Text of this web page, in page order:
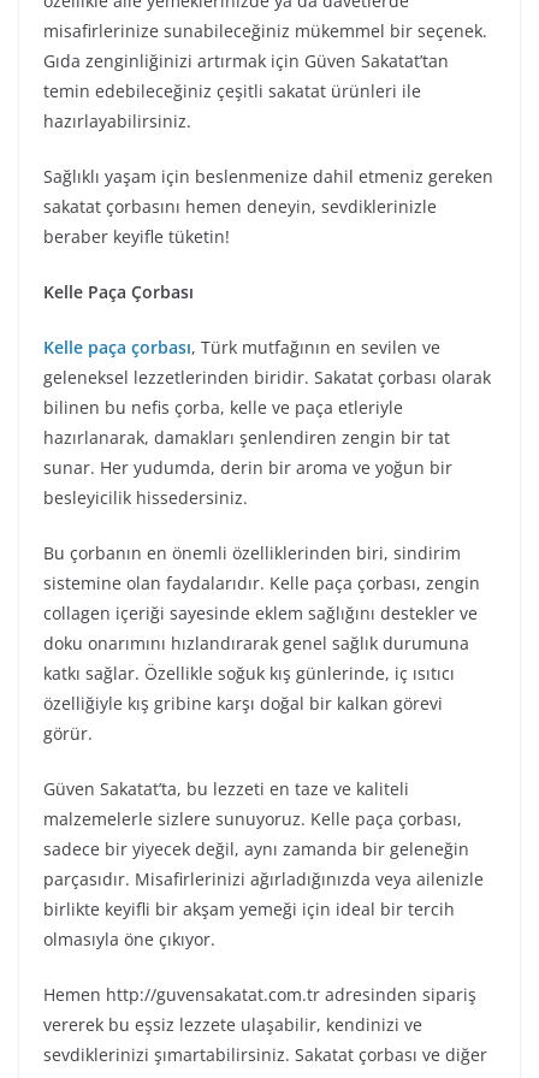
misafirlerinize sunabileceğiniz mükemmel bir seçenek.
Gıda zenginliğinizi artırmak için Güven Sakatat’tan
temin edebileceğiniz çeşitli sakatat ürünleri ile
hazırlayabilirsiniz.
Sağlıklı yaşam için beslenmenize dahil etmeniz gereken
sakatat çorbasını hemen deneyin, sevdiklerinizle
beraber keyifle tüketin!
Kelle Paça Çorbası
Kelle paça çorbası, Türk mutfağının en sevilen ve
geleneksel lezzetlerinden biridir. Sakatat çorbası olarak
bilinen bu nefis çorba, kelle ve paça etleriyle
hazırlanarak, damakları şenlendiren zengin bir tat
sunar. Her yudumda, derin bir aroma ve yoğun bir
besleyicilik hissedersiniz.
Bu çorbanın en önemli özelliklerinden biri, sindirim
sistemine olan faydalarıdır. Kelle paça çorbası, zengin
collagen içeriği sayesinde eklem sağlığını destekler ve
doku onarımını hızlandırarak genel sağlık durumuna
katkı sağlar. Özellikle soğuk kış günlerinde, iç ısıtıcı
özelliğiyle kış gribine karşı doğal bir kalkan görevi
görür.
Güven Sakatat’ta, bu lezzeti en taze ve kaliteli
malzemelerle sizlere sunuyoruz. Kelle paça çorbası,
sadece bir yiyecek değil, aynı zamanda bir geleneğin
parçasıdır. Misafirlerinizi ağırladığınızda veya ailenizle
birlikte keyifli bir akşam yemeği için ideal bir tercih
olmasıyla öne çıkıyor.
Hemen http://guvensakatat.com.tr adresinden sipariş
vererek bu eşsiz lezzete ulaşabilir, kendinizi ve
sevdiklerinizi şımartabilirsiniz. Sakatat çorbası ve diğer